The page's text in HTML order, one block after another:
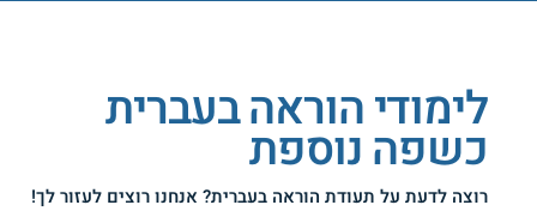
לימודי הוראה בעברית
כשפה נוספת
רוצה לדעת על תעודת הוראה בעברית? אנחנו רוצים לעזור לך!